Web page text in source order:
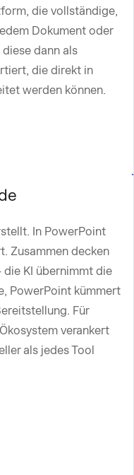
die vollständige,
Dokument oder
dann als
die direkt in
werden können.
In PowerPoint
Zusammen decken
KI übernimmt die
PowerPoint kümmert
Für
verankert
als jedes Tool